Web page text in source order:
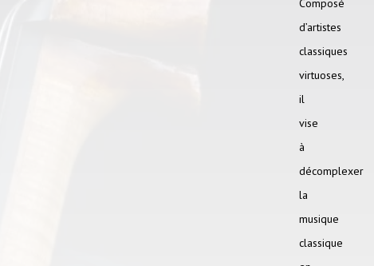
Composé
d’artistes
classiques
virtuoses,
il
vise
à
décomplexer
la
musique
classique